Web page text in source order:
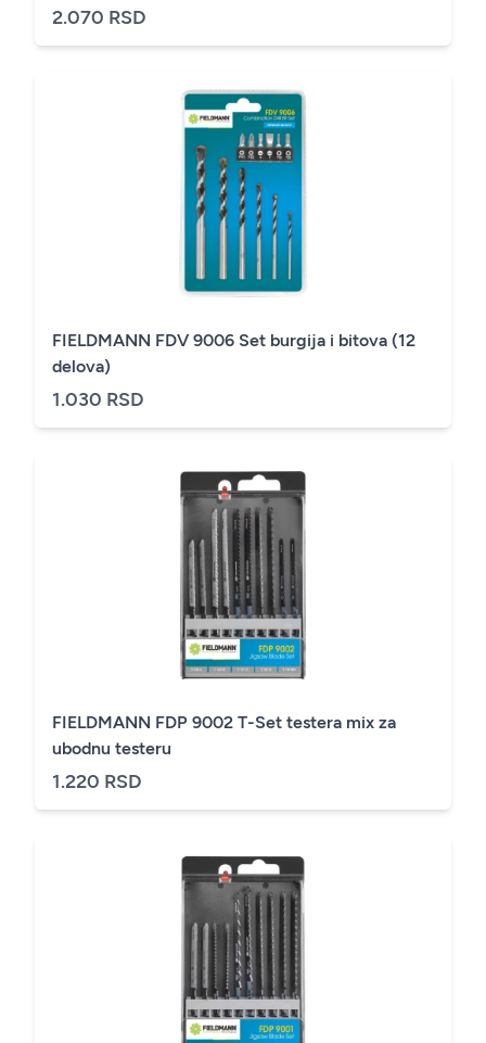
2.070 RSD
FIELDMANN FDV 9006 Set burgija i bitova (12
delova)
1.030 RSD
FIELDMANN FDP 9002 T-Set testera mix za
ubodnu testeru
1.220 RSD